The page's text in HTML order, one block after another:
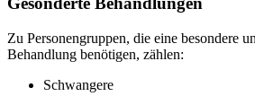
Zu Personengruppen, die eine besondere
Behandlung benötigen, zählen:
Schwangere